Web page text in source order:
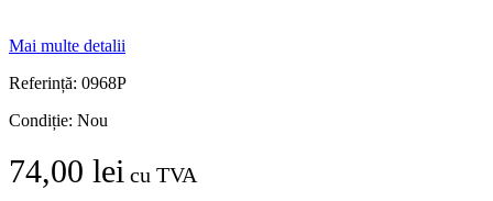
Mai multe detalii
Referință: 0968P
Condiție: Nou
74,00 lei cu TVA